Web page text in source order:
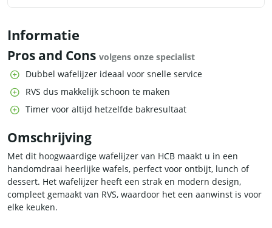
Informatie
Pros and Cons volgens onze specialist
Dubbel wafelijzer ideaal voor snelle service
RVS dus makkelijk schoon te maken
Timer voor altijd hetzelfde bakresultaat
Omschrijving
Met dit hoogwaardige wafelijzer van HCB maakt u in een
handomdraai heerlijke wafels, perfect voor ontbijt, lunch of
dessert. Het wafelijzer heeft een strak en modern design,
compleet gemaakt van RVS, waardoor het een aanwinst is voor
elke keuken.